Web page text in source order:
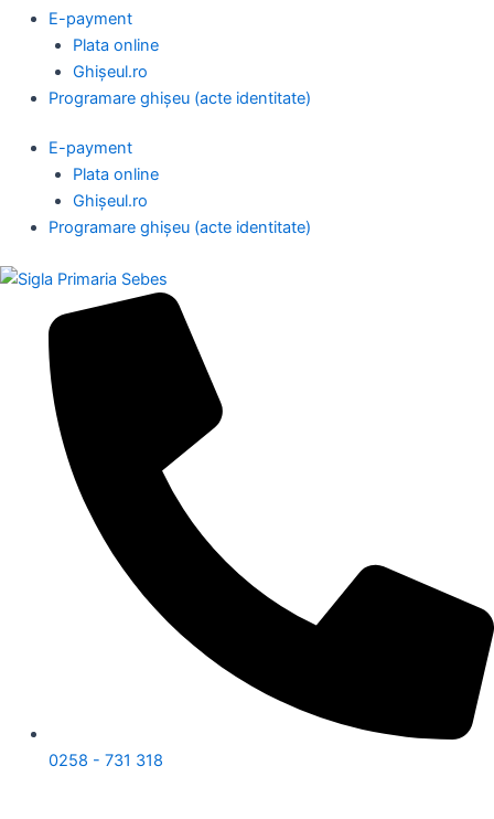
E-payment
Plata online
Ghișeul.ro
Programare ghișeu (acte identitate)
E-payment
Plata online
Ghișeul.ro
Programare ghișeu (acte identitate)
0258 - 731 318